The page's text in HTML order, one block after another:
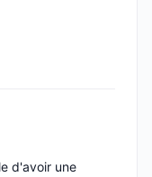
d'avoir une